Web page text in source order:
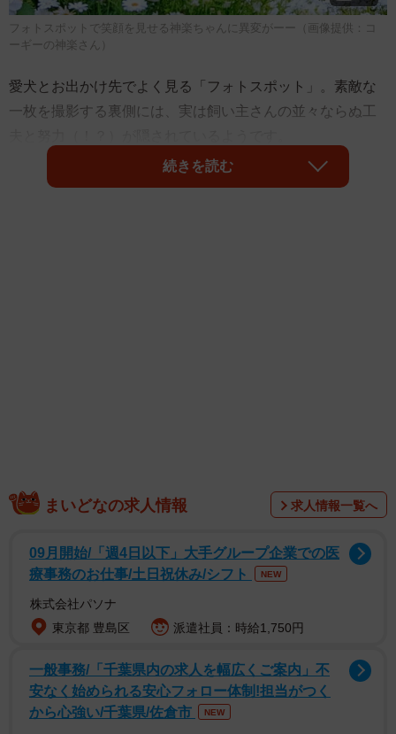
フォトスポットで笑顔を見せる神楽ちゃんに異変がーー（画像提供：コ
ーギーの神楽さん）
愛犬とお出かけ先でよく見る「フォトスポット」。素敵な
一枚を撮影する裏側には、実は飼い主さんの並々ならぬ工
今、Xでは愛犬の撮影風景を捉えた写真が多くの人を楽しま
「後ろで支えてる黒子の腕が限界を迎えた瞬間」
そんなコメントとともに投稿されたのは、3枚の写真。写っ
ているのは、ウェルシュ・コーギー・ペンブロークの「神
大分県竹田市にある「くじゅう花公園」の撮影スポットで
の一幕。例年4月下旬から5月下旬にかけて、標高850mの丘
陵地帯で約8万株のネモフィラが見頃を迎えることで知られ
ています。
続きを読む
まいどなの求人情報 求人情報一覧へ
09月開始/「週4日以下」大手グループ企業での医
療事務のお仕事/土日祝休み/シフト
NEW
株式会社パソナ
東京都 豊島区
派遣社員：時給1,750円
一般事務/「千葉県内の求人を幅広くご案内」不
安なく始められる安心フォロー体制!担当がつく
から心強い/千葉県/佐倉市
NEW